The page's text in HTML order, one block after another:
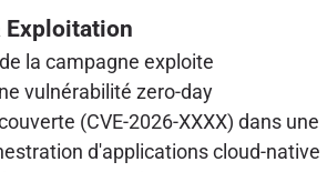
Exploitation
la campagne exploite
vulnérabilité zero-day
(CVE-2026-XXXX) dans une
d'applications cloud-native